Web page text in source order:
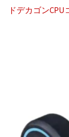
ドデカゴン